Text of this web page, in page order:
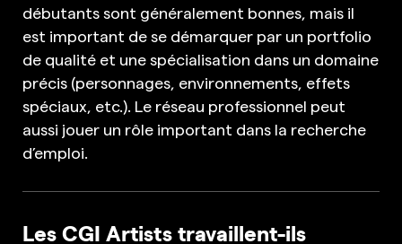
débutants sont généralement bonnes, mais il
est important de se démarquer par un portfolio
de qualité et une spécialisation dans un domaine
précis (personnages, environnements, effets
spéciaux, etc.). Le réseau professionnel peut
aussi jouer un rôle important dans la recherche
d’emploi.
Les CGI Artists travaillent-ils